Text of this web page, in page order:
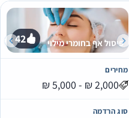
פיסול אף בחומרי מילוי 42
מחירים
סוג הרדמה